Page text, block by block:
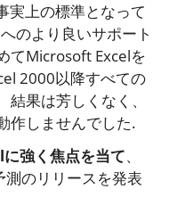
実上の標準となって
のより良いサポート
てMicrosoft Excelを
2000以降すべての
果は芳しくなく、
作しませんでした.
強く焦点を当て、
のリリースを発表